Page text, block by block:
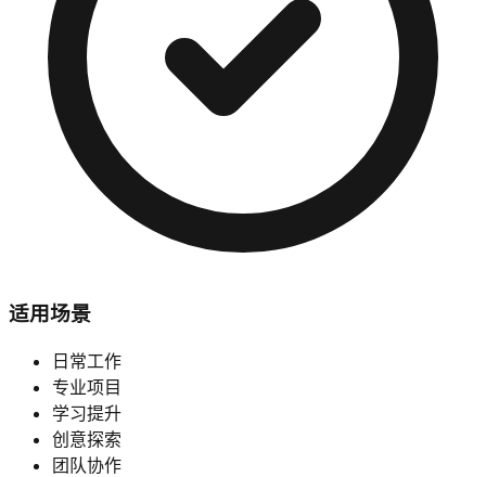
适用场景
日常工作
专业项目
学习提升
创意探索
团队协作